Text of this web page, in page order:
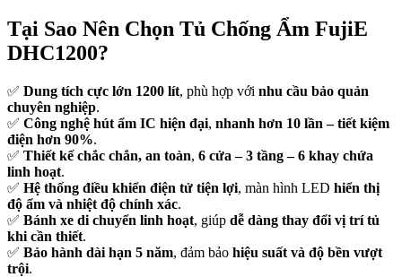
Tại Sao Nên Chọn Tủ Chống Ẩm FujiE
DHC1200?
✅ Dung tích cực lớn 1200 lít, phù hợp với nhu cầu bảo quản
chuyên nghiệp.
✅ Công nghệ hút ẩm IC hiện đại, nhanh hơn 10 lần – tiết kiệm
điện hơn 90%.
✅ Thiết kế chắc chắn, an toàn, 6 cửa – 3 tầng – 6 khay chứa
linh hoạt.
✅ Hệ thống điều khiển điện tử tiện lợi, màn hình LED hiển thị
độ ẩm và nhiệt độ chính xác.
✅ Bánh xe di chuyển linh hoạt, giúp dễ dàng thay đổi vị trí tủ
khi cần thiết.
✅ Bảo hành dài hạn 5 năm, đảm bảo hiệu suất và độ bền vượt
trội.